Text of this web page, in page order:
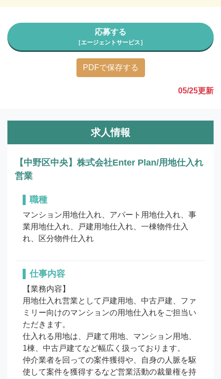
応募する
［エージェントサービス］
PDFで保存する
05/25更新
求人情報
【中野区中央】株式会社Enter Plan/用地仕入れ
営業
職種
マンション用地仕入れ、アパート用地仕入れ、事
業用地仕入れ、戸建用地仕入れ、一棟物件仕入
れ、区分物件仕入れ
仕事内容
【業務内容】
用地仕入れ営業として戸建用地、中古戸建、ファ
ミリー向けのマンションの用地仕入れをご担当い
ただきます。
仕入れる用地は、戸建て用地、マンション用地、
1棟、中古戸建てなど幅広く扱っております。
仲介業者を回っての案件獲得や、自身の人脈を駆
使して案件を獲得するなど営業活動の裁量権を持